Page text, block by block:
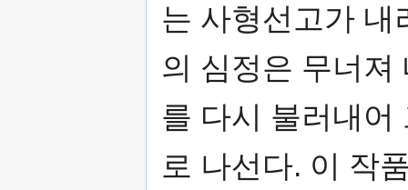
는 사형선고가 내
의 심정은 무너져
를 다시 불러내어
로 나선다. 이 작